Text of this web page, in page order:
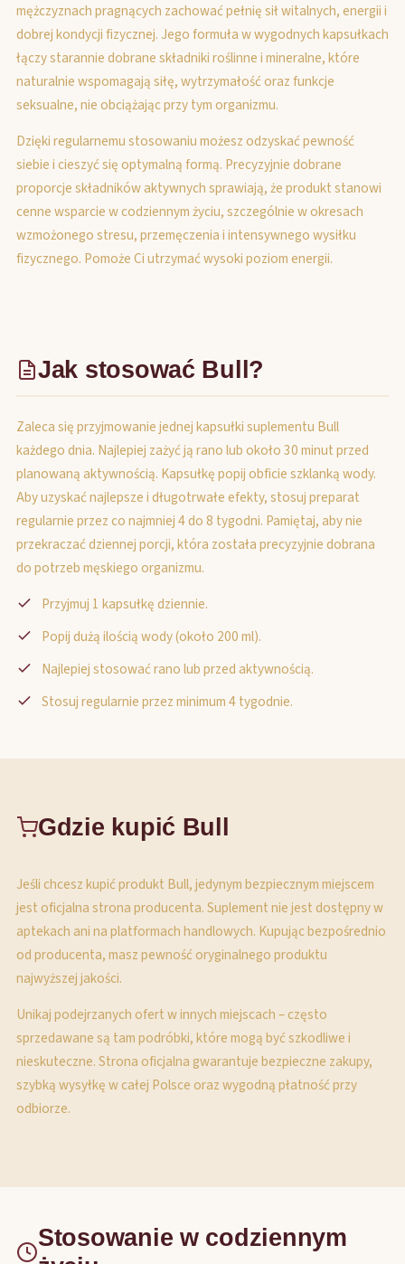
mężczyznach pragnących zachować pełnię sił witalnych, energii i
dobrej kondycji fizycznej. Jego formuła w wygodnych kapsułkach
łączy starannie dobrane składniki roślinne i mineralne, które
naturalnie wspomagają siłę, wytrzymałość oraz funkcje
seksualne, nie obciążając przy tym organizmu.
Dzięki regularnemu stosowaniu możesz odzyskać pewność
siebie i cieszyć się optymalną formą. Precyzyjnie dobrane
proporcje składników aktywnych sprawiają, że produkt stanowi
cenne wsparcie w codziennym życiu, szczególnie w okresach
wzmożonego stresu, przemęczenia i intensywnego wysiłku
fizycznego. Pomoże Ci utrzymać wysoki poziom energii.
Jak stosować Bull?
Zaleca się przyjmowanie jednej kapsułki suplementu Bull
każdego dnia. Najlepiej zażyć ją rano lub około 30 minut przed
planowaną aktywnością. Kapsułkę popij obficie szklanką wody.
Aby uzyskać najlepsze i długotrwałe efekty, stosuj preparat
regularnie przez co najmniej 4 do 8 tygodni. Pamiętaj, aby nie
przekraczać dziennej porcji, która została precyzyjnie dobrana
do potrzeb męskiego organizmu.
Przyjmuj 1 kapsułkę dziennie.
Popij dużą ilością wody (około 200 ml).
Najlepiej stosować rano lub przed aktywnością.
Stosuj regularnie przez minimum 4 tygodnie.
Gdzie kupić Bull
Jeśli chcesz kupić produkt Bull, jedynym bezpiecznym miejscem
jest oficjalna strona producenta. Suplement nie jest dostępny w
aptekach ani na platformach handlowych. Kupując bezpośrednio
od producenta, masz pewność oryginalnego produktu
najwyższej jakości.
Unikaj podejrzanych ofert w innych miejscach – często
sprzedawane są tam podróbki, które mogą być szkodliwe i
nieskuteczne. Strona oficjalna gwarantuje bezpieczne zakupy,
szybką wysyłkę w całej Polsce oraz wygodną płatność przy
odbiorze.
Stosowanie w codziennym